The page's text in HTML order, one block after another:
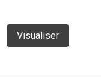
Visualiser